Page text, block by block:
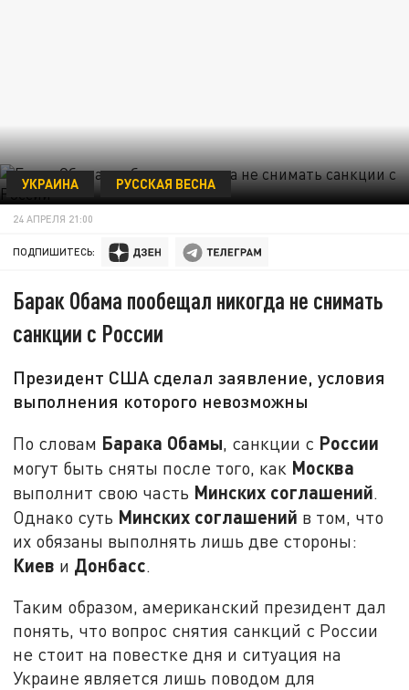
УКРАИНА РУССКАЯ ВЕСНА
24 АПРЕЛЯ 21:00
ПОДПИШИТЕСЬ:
Барак Обама пообещал никогда не снимать
санкции с России
Президент США сделал заявление, условия
выполнения которого невозможны
По словам Барака Обамы, санкции с России
могут быть сняты после того, как Москва
выполнит свою часть Минских соглашений.
Однако суть Минских соглашений в том, что
их обязаны выполнять лишь две стороны:
Киев и Донбасс.
Таким образом, американский президент дал
понять, что вопрос снятия санкций с России
не стоит на повестке дня и ситуация на
Украине является лишь поводом для